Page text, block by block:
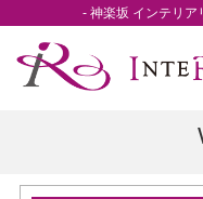
- 神楽坂 インテリア